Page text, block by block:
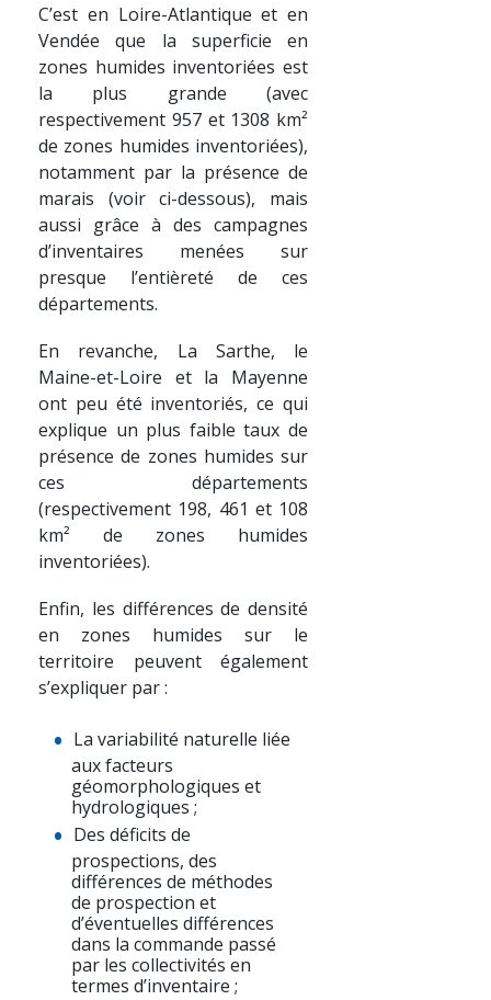
C’est en Loire-Atlantique et en
Vendée que la superficie en
zones humides inventoriées est
la plus grande (avec
respectivement 957 et 1308 km²
de zones humides inventoriées),
notamment par la présence de
marais (voir ci-dessous), mais
aussi grâce à des campagnes
d’inventaires menées sur
presque l’entièreté de ces
départements.
En revanche, La Sarthe, le
Maine-et-Loire et la Mayenne
ont peu été inventoriés, ce qui
explique un plus faible taux de
présence de zones humides sur
ces départements
(respectivement 198, 461 et 108
km² de zones humides
inventoriées).
Enfin, les différences de densité
en zones humides sur le
territoire peuvent également
s’expliquer par :
La variabilité naturelle liée
aux facteurs
géomorphologiques et
hydrologiques ;
Des déficits de
prospections, des
différences de méthodes
de prospection et
d’éventuelles différences
dans la commande passé
par les collectivités en
termes d’inventaire ;